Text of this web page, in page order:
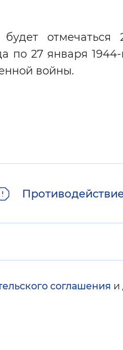
отмечаться
по 27 января 1944-
войны.
соглашения и